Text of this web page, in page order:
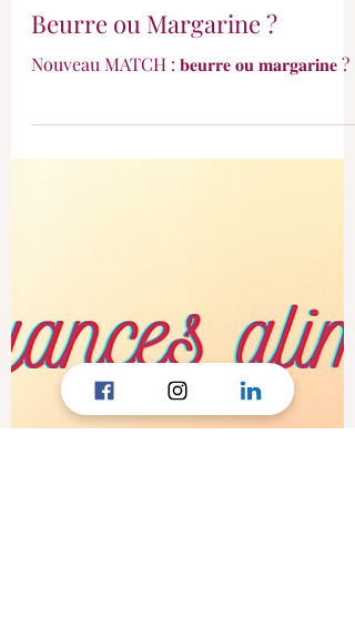
Beurre ou Margarine ?
Nouveau MATCH : 𝐛𝐞𝐮𝐫𝐫𝐞 𝐨𝐮 𝐦𝐚𝐫𝐠𝐚𝐫𝐢𝐧𝐞 ?